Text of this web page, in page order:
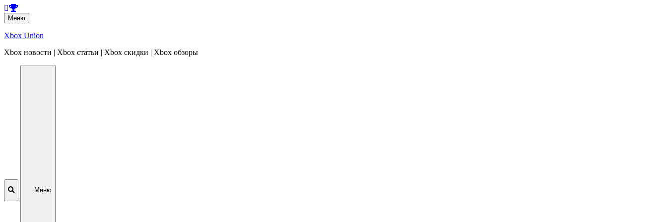
Меню Перейти
к
содержанию
Xbox Union
Xbox новости | Xbox статьи | Xbox скидки | Xbox обзоры
Меню
Перейти